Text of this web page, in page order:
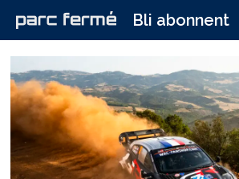
Bli abonnent